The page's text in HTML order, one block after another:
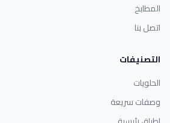
المطابخ
اتصل بنا
التصنيفات
الحلويات
وصفات سريعة